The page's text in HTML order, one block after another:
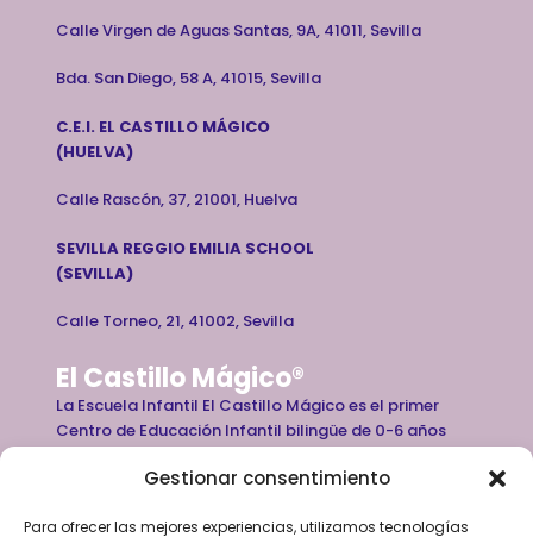
Gestionar consentimiento
Para ofrecer las mejores experiencias, utilizamos tecnologías
Calle Virgen de Aguas Santas, 9A, 41011, Sevilla
Bda. San Diego, 58 A, 41015, Sevilla
C.E.I. EL CASTILLO MÁGICO
(HUELVA)
Calle Rascón, 37, 21001, Huelva
SEVILLA REGGIO EMILIA SCHOOL
(SEVILLA)
Calle Torneo, 21, 41002, Sevilla
El Castillo Mágico®
La Escuela Infantil El Castillo Mágico es el primer
Centro de Educación Infantil bilingüe de 0-6 años
las artes y la conexión con la naturaleza. Es por ello
educadores-artistas, entre otros profesionales. De